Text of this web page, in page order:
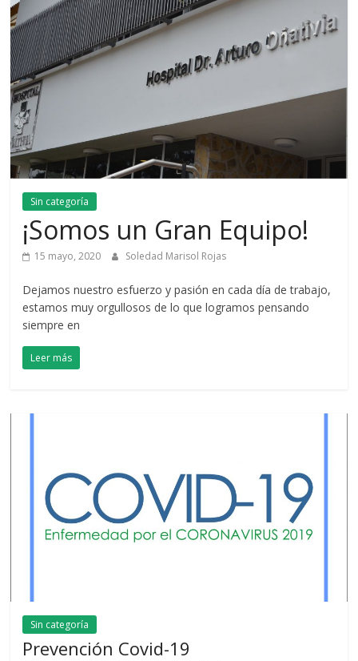
Sin categoría
¡Somos un Gran Equipo!
15 mayo, 2020 Soledad Marisol Rojas
Dejamos nuestro esfuerzo y pasión en cada día de trabajo,
estamos muy orgullosos de lo que logramos pensando
siempre en
Leer más
Sin categoría
Prevención Covid-19